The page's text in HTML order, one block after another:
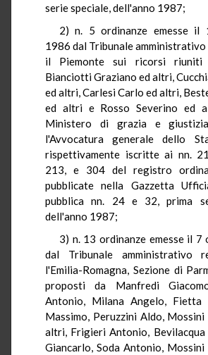
serie speciale, dell'anno 1987;
2) n. 5 ordinanze emesse il
1986 dal Tribunale
il Piemonte sui ricorsi riuniti
Bianciotti Graziano ed altri,
ed altri, Carlesi Carlo ed altri,
ed altri e Rosso Severino ed
Ministero di grazia e
l'Avvocatura generale dello
rispettivamente iscritte ai nn.
213, e 304 del registro
pubblicate nella Gazzetta
pubblica nn. 24 e 32, prima
dell'anno 1987;
3) n. 13 ordinanze emesse il
dal Tribunale amministrativo
l'Emilia-Romagna, Sezione di
proposti da Manfredi
Antonio, Milana Angelo, Fietta
Massimo, Peruzzini Aldo,
altri, Frigieri Antonio, Bevilacqua
Giancarlo, Soda Antonio,